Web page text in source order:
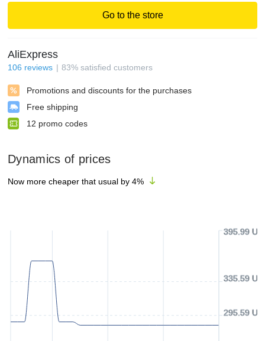
Go to the store
AliExpress
106 reviews 83% satisfied customers
Promotions and discounts for the purchases
Free shipping
12 promo codes
Dynamics of prices
Now more cheaper that usual by 4%
295.59
335.59
395.99